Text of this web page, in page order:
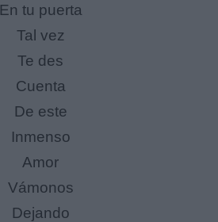
En tu puerta
Tal vez
Te des
Cuenta
De este
Inmenso
Amor
Vámonos
Dejando